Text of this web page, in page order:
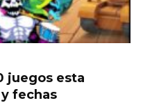
juegos esta
fechas